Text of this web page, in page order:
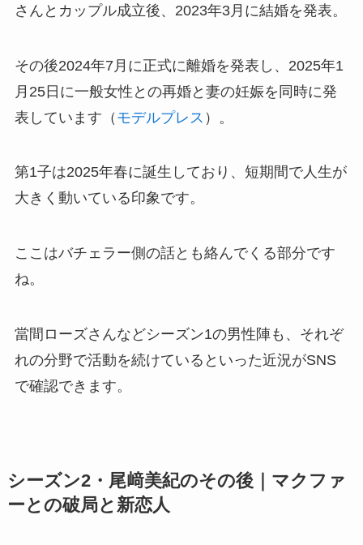
さんとカップル成立後、2023年3月に結婚を発表。
その後2024年7月に正式に離婚を発表し、2025年1
月25日に一般女性との再婚と妻の妊娠を同時に発
表しています（ モデルプレス ）。
第1子は2025年春に誕生しており、短期間で人生が
大きく動いている印象です。
ここはバチェラー側の話とも絡んでくる部分です
ね。
當間ローズさんなどシーズン1の男性陣も、それぞ
れの分野で活動を続けているといった近況がSNS
で確認できます。
シーズン2・尾﨑美紀のその後｜マクファ
ーとの破局と新恋人